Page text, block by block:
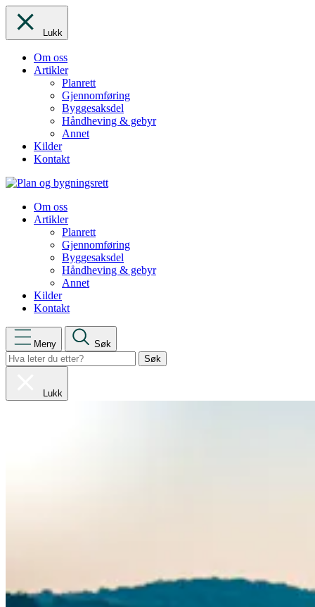
Lukk
Om oss
Artikler
Planrett
Gjennomføring
Byggesaksdel
Håndheving & gebyr
Annet
Kilder
Kontakt
Om oss
Artikler
Planrett
Gjennomføring
Byggesaksdel
Håndheving & gebyr
Annet
Kilder
Kontakt
Meny Søk
Lukk